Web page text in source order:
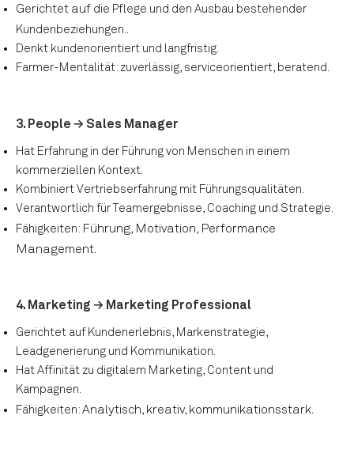
Gerichtet auf die Pflege und den Ausbau bestehender
Kundenbeziehungen..
Denkt kundenorientiert und langfristig.
Farmer-Mentalität: zuverlässig, serviceorientiert, beratend.
3. People → Sales Manager
Hat Erfahrung in der Führung von Menschen in einem
kommerziellen Kontext.
Kombiniert Vertriebserfahrung mit Führungsqualitäten.
Verantwortlich für Teamergebnisse, Coaching und Strategie.
Fähigkeiten: Führung, Motivation, Performance
Management.
4. Marketing → Marketing Professional
Gerichtet auf Kundenerlebnis, Markenstrategie,
Leadgenerierung und Kommunikation.
Hat Affinität zu digitalem Marketing, Content und
Kampagnen.
Fähigkeiten: Analytisch, kreativ, kommunikationsstark.